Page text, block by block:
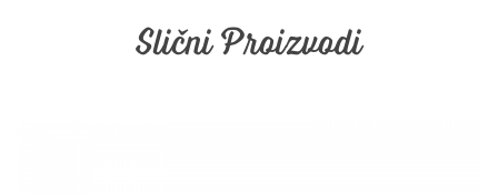
Slični Proizvodi